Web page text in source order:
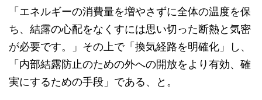
「エネルギーの消費量を増やさずに全体の温度を保
ち、結露の心配をなくすには思い切った断熱と気密
が必要です。」その上で「換気経路を明確化」し、
「内部結露防止のための外への開放をより有効、確
実にするための手段」である、と。